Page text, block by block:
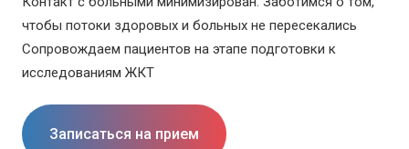
чтобы потоки здоровых и больных не пересекались
Сопровождаем пациентов на этапе подготовки к
исследованиям ЖКТ
Записаться на прием